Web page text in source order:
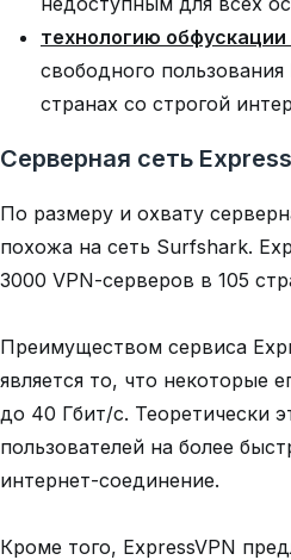
технологию
свободного
странах со строгой
Серверная сеть
По размеру и охвату
похожа на сеть Surfshark.
3000 VPN-серверов в 105
Преимуществом сервиса
является то, что некоторые
до 40 Гбит/с. Теоретически
пользователей на более
интернет-соединение.
Кроме того, ExpressVPN